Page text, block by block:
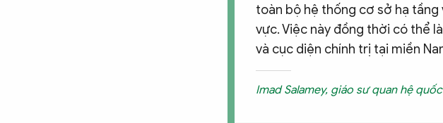
toàn bộ hệ thống cơ sở hạ
vực. Việc này đồng thời có thể
và cục diện chính trị tại miền
Imad Salamey, giáo sư quan hệ